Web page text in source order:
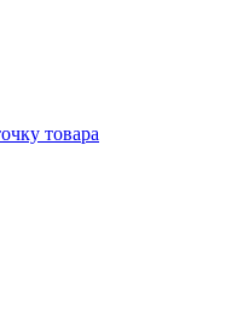
товара